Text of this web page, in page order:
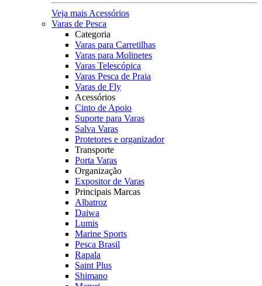
Veja mais Acessórios
Varas de Pesca
Categoria
Varas para Carretilhas
Varas para Molinetes
Varas Telescópica
Varas Pesca de Praia
Varas de Fly
Acessórios
Cinto de Apoio
Suporte para Varas
Salva Varas
Protetores e organizador
Transporte
Porta Varas
Organização
Expositor de Varas
Principais Marcas
Albatroz
Daiwa
Lumis
Marine Sports
Pesca Brasil
Rapala
Saint Plus
Shimano